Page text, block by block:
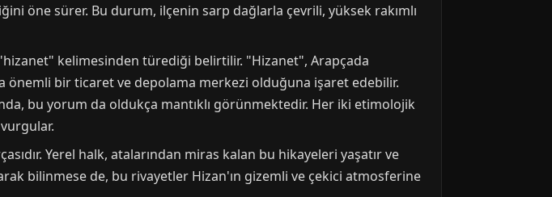
öne sürer. Bu durum, ilçenin sarp dağlarla çevrili, yüksek rakımlı
kelimesinden türediği belirtilir. "Hizanet", Arapçada
önemli bir ticaret ve depolama merkezi olduğuna işaret edebilir.
bu yorum da oldukça mantıklı görünmektedir. Her iki etimolojik
Yerel halk, atalarından miras kalan bu hikayeleri yaşatır ve
bilinmese de, bu rivayetler Hizan'ın gizemli ve çekici atmosferine